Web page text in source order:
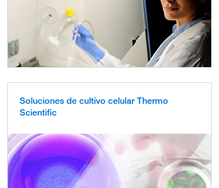
Soluciones de cultivo celular Thermo
Scientific